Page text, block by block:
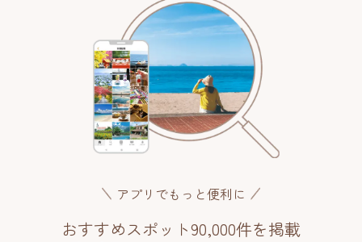
アプリでもっと便利に
おすすめスポット90,000件を掲載